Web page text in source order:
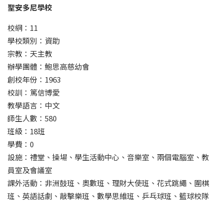
聖安多尼學校
校網：11
學校類別：資助
宗教：天主教
辦學團體：鮑思高慈幼會
創校年份：1963
校訓：篤信博愛
教學語言：中文
師生人數：580
班級：18班
學費：0
設施：禮堂、操場、學生活動中心、音樂室、兩個電腦室、教
員室及會議室
課外活動：非洲鼓班、奧數班、理財大使班、花式跳繩、圍棋
班、英語話劇、敲擊樂班、數學思維班、乒乓球班、籃球校隊